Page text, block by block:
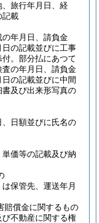
旅行年月日、経
記載
年月日、請負金
の記載並びに工事
。部分払にあつて
の年月日、請負金
の記載並びに中間
及び出来形写真の
日額並びに氏名の
価等の記載及び納
保管先、運送年月
賠償金に関するもの
不動産に関する権